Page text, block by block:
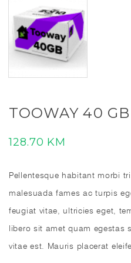
TOOWAY 40 GB
128.70 KM
Pellentesque habitant morbi
malesuada fames ac turpis
feugiat vitae, ultricies eget,
libero sit amet quam egestas
vitae est. Mauris placerat